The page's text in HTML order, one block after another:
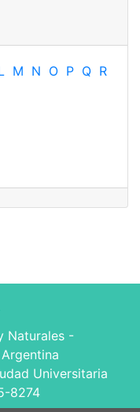
M N O P Q R
Naturales -
Universitaria
8274